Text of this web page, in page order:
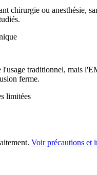
chirurgie ou anesthésie,
l'usage traditionnel, mais
ferme.
limitées
Voir précautions et